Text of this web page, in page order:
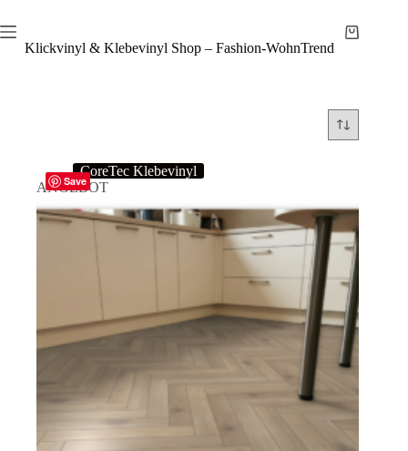
Inhalt
springenKlickvinyl & Klebevinyl Shop – Fashion-WohnTrend
Warenkorb
Save
CoreTec Klebevinyl
ANGEBOT